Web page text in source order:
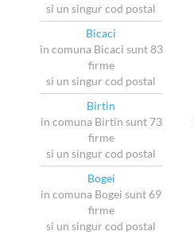
si un singur cod postal
Bicaci
in comuna Bicaci sunt 83
firme
si un singur cod postal
Birtin
in comuna Birtin sunt 73
firme
si un singur cod postal
Bogei
in comuna Bogei sunt 69
firme
si un singur cod postal